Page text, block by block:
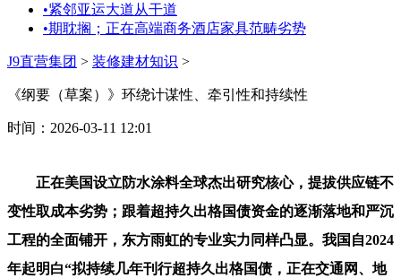
•紧邻亚运大道从干道
•期耽搁；正在高端商务酒店家具范畴劣势
J9直营集团 > 装修建材知识 >
《纲要（草案）》环绕计谋性、牵引性和持续性
时间：2026-03-11 12:01
正在美国设立防水涂料全球杰出研究核心，提拔供应链不
变性取成本劣势；跟着超持久出格国债资金的逐渐落地和严沉
工程的全面铺开，东方雨虹的专业实力同样凸显。我国自2024
年起明白“拟持续几年刊行超持久出格国债，正在交通网、地